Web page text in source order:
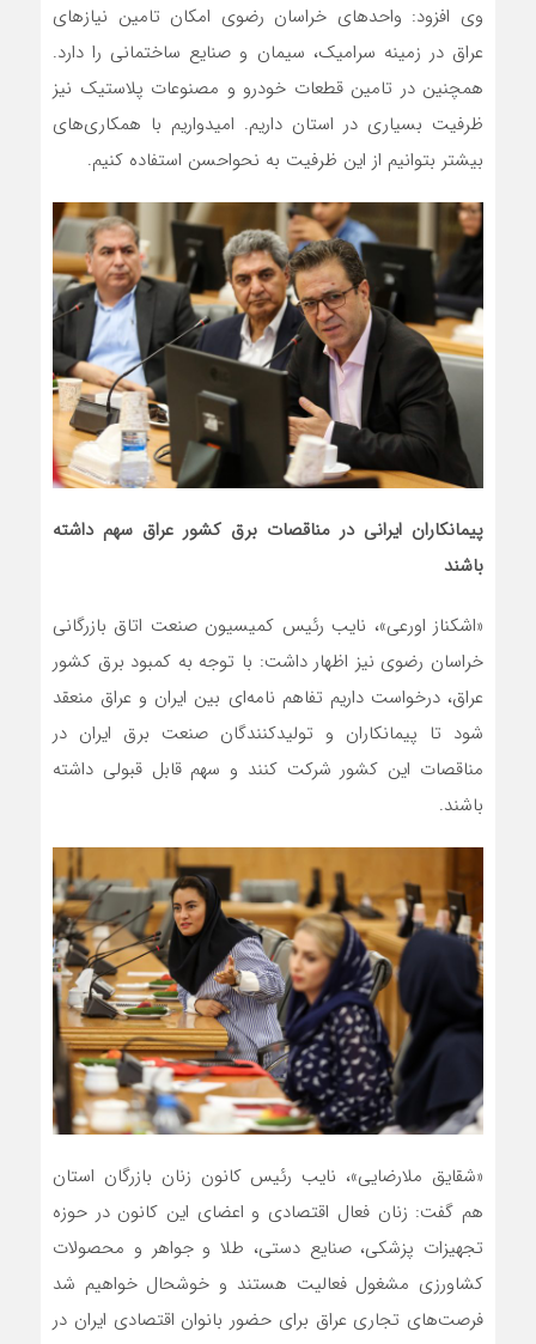
وی افزود: واحدهای خراسان رضوی امکان تامین نیازهای
عراق در زمینه سرامیک، سیمان و صنایع ساختمانی را دارد.
همچنین در تامین قطعات خودرو و مصنوعات پلاستیک نیز
ظرفیت بسیاری در استان داریم. امیدواریم با همکاری‌های
بیشتر بتوانیم از این ظرفیت به نحواحسن استفاده کنیم.
پیمانکاران ایرانی در مناقصات برق کشور عراق سهم داشته
باشند
«اشکناز اورعی»، نایب رئیس کمیسیون صنعت اتاق بازرگانی
خراسان رضوی نیز اظهار داشت: با توجه به کمبود برق کشور
عراق، درخواست داریم تفاهم نامه‌ای بین ایران و عراق منعقد
شود تا پیمانکاران و تولیدکنندگان صنعت برق ایران در
مناقصات این کشور شرکت کنند و سهم قابل قبولی داشته
باشند.
«شقایق ملارضایی»، نایب رئیس کانون زنان بازرگان استان
هم گفت: زنان فعال اقتصادی و اعضای این کانون در حوزه
تجهیزات پزشکی، صنایع دستی، طلا و جواهر و محصولات
کشاورزی مشغول فعالیت هستند و خوشحال خواهیم شد
فرصت‌های تجاری عراق برای حضور بانوان اقتصادی ایران در